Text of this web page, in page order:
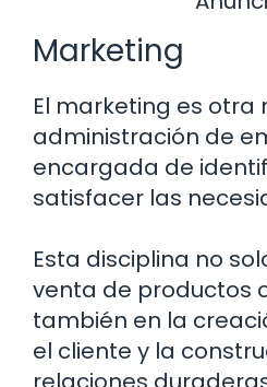
Marketing
El marketing es otra
administración de
encargada de
satisfacer las
Esta disciplina no
venta de productos
también en la
el cliente y la